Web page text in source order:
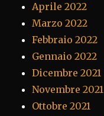
Aprile 2022
Marzo 2022
Febbraio 2022
Gennaio 2022
Dicembre 2021
Novembre 2021
Ottobre 2021